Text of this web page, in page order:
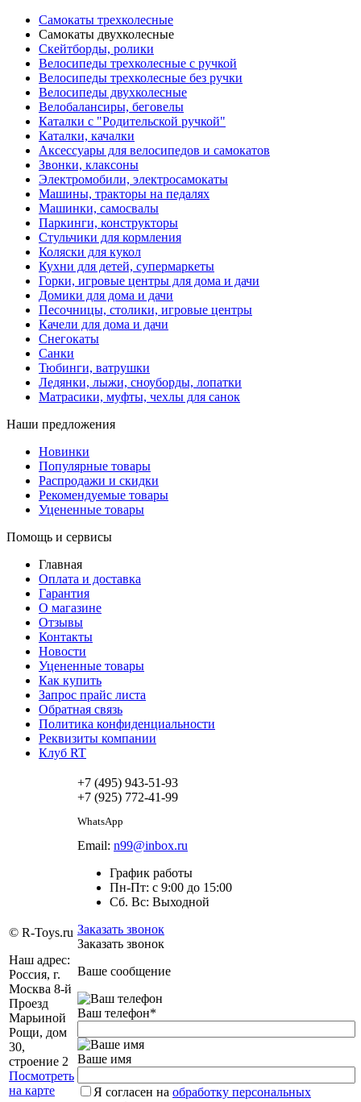
Самокаты трехколесные
Самокаты двухколесные
Скейтборды, ролики
Велосипеды трехколесные с ручкой
Велосипеды трехколесные без ручки
Велосипеды двухколесные
Велобалансиры, беговелы
Каталки с "Родительской ручкой"
Каталки, качалки
Аксессуары для велосипедов и самокатов
Звонки, клаксоны
Электромобили, электросамокаты
Машины, тракторы на педалях
Машинки, самосвалы
Паркинги, конструкторы
Стульчики для кормления
Коляски для кукол
Кухни для детей, супермаркеты
Горки, игровые центры для дома и дачи
Домики для дома и дачи
Песочницы, столики, игровые центры
Качели для дома и дачи
Снегокаты
Санки
Тюбинги, ватрушки
Ледянки, лыжи, сноуборды, лопатки
Матрасики, муфты, чехлы для санок
Наши предложения
Новинки
Популярные товары
Распродажи и скидки
Рекомендуемые товары
Уцененные товары
Помощь и сервисы
Главная
Оплата и доставка
Гарантия
О магазине
Отзывы
Контакты
Новости
Уцененные товары
Как купить
Запрос прайс листа
Обратная связь
Политика конфиденциальности
Реквизиты компании
Клуб RT
© R-Toys.ru
Наш адрес:
Россия, г.
Москва 8-й
Проезд
Марьиной
Рощи, дом
30,
строение 2
Посмотреть
на карте
+7 (495) 943-51-93
+7 (925) 772-41-99
WhatsApp
Email: n99@inbox.ru
График работы
Пн-Пт: с 9:00 до 15:00
Сб. Вс: Выходной
Заказать звонок
Заказать звонок
Ваше сообщение
Ваш телефон*
Ваше имя
Я согласен на обработку персональных